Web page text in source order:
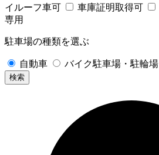
イルーフ車可
車庫証明取得可
専用
駐車場の種類を選ぶ
自動車 バイク駐車場・駐輪場
検索